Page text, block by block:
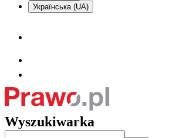
Українська (UA)
Wyszukiwarka